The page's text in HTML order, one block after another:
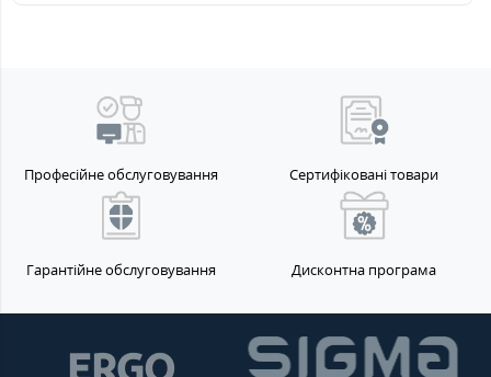
Професійне обслуговування Сертифіковані товари
Гарантійне обслуговування Дисконтна програма